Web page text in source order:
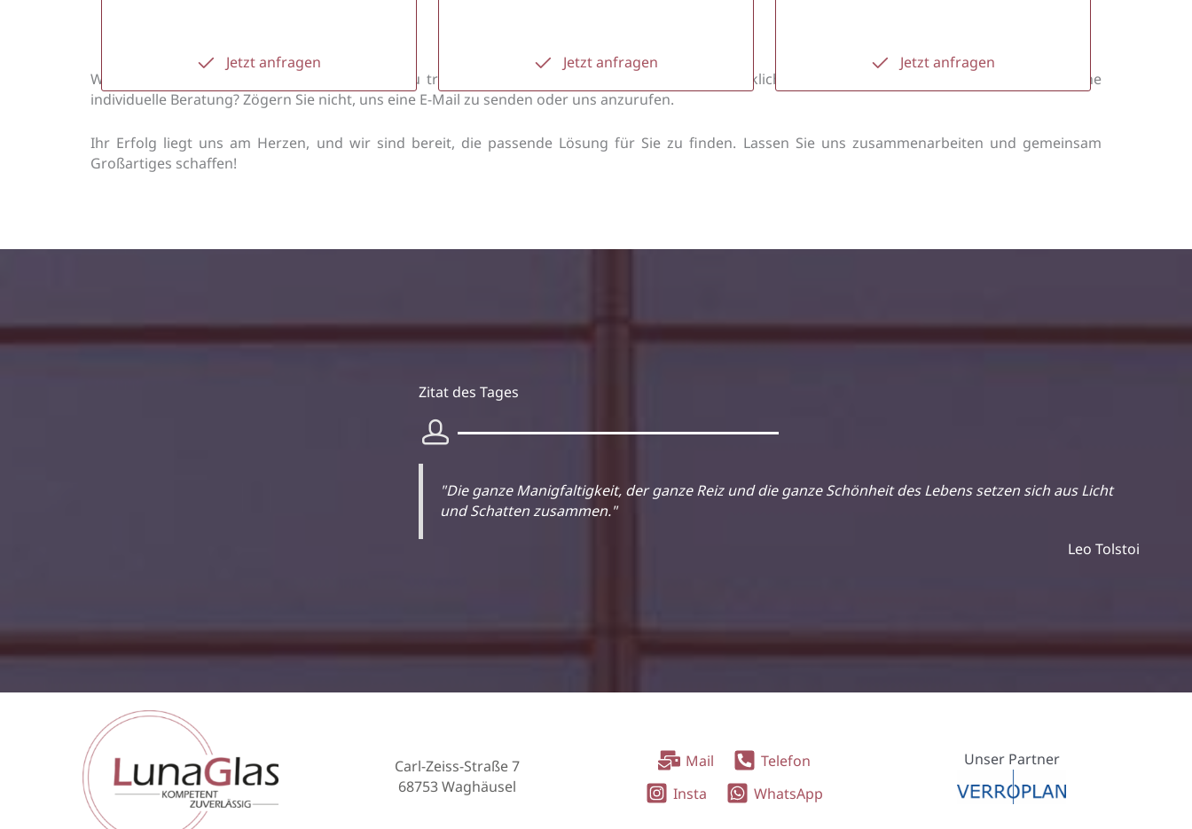
Jetzt anfragen Jetzt anfragen
Jetzt anfragen
Wir freuen uns darauf, mit Ihnen in Kontakt zu treten und Ihre Projekte gemeinsam zu verwirklichen. Haben Sie Fragen oder benötigen Sie eine
individuelle Beratung? Zögern Sie nicht, uns eine E-Mail zu senden oder uns anzurufen.
Ihr Erfolg liegt uns am Herzen, und wir sind bereit, die passende Lösung für Sie zu finden. Lassen Sie uns zusammenarbeiten und gemeinsam
Großartiges schaffen!
Zitat des Tages
"Die ganze Manigfaltigkeit, der ganze Reiz und die ganze Schönheit des Lebens setzen sich aus Licht
und Schatten zusammen."
Leo Tolstoi
Carl-Zeiss-Straße 7
68753 Waghäusel
Mail
Telefon
Insta
WhatsApp
Unser Partner